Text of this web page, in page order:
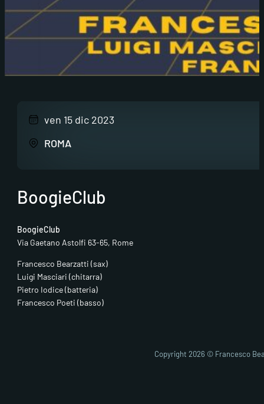
ven 15 dic 2023
ROMA
BoogieClub
BoogieClub
Via Gaetano Astolfi 63-65, Rome
Francesco Bearzatti (sax)
Luigi Masciari (chitarra)
Pietro Iodice (batteria)
Francesco Poeti (basso)
Copyright 2026 © Francesco